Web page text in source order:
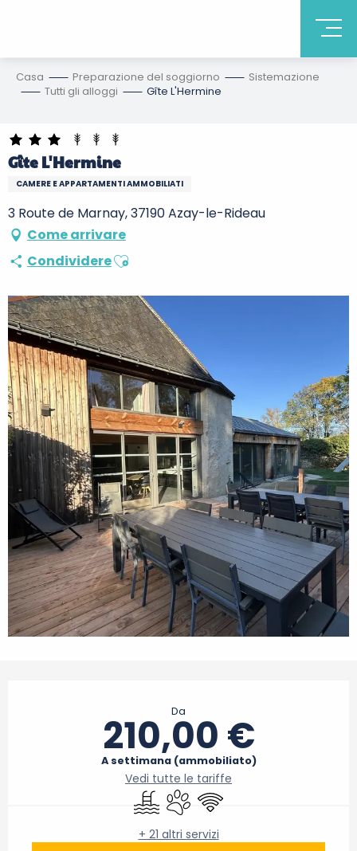
Casa Preparazione del soggiorno
Sistemazione
Tutti gli alloggi
Gîte L'Hermine
Gîte L'Hermine
CAMERE E APPARTAMENTI AMMOBILIATI
3 Route de Marnay, 37190 Azay-le-Rideau
Come arrivare
CondividereAjouter aux favoris
Da
210,00 €
A settimana (ammobiliato)
Vedi tutte le tariffe
PiscinaAnimali ammessi
Wi-Fi
+ 21 altri servizi